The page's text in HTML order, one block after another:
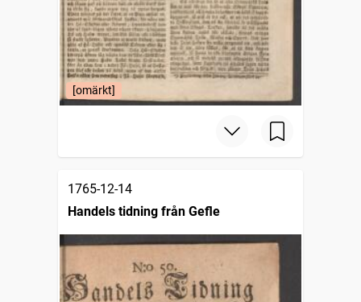
[omärkt]
1765-12-14
Handels tidning från Gefle